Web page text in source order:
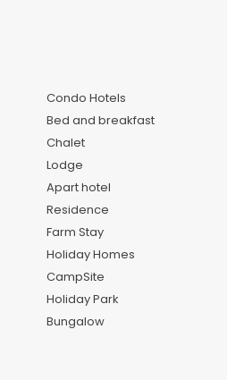
Condo Hotels
Bed and breakfast
Chalet
Lodge
Apart hotel
Residence
Farm Stay
Holiday Homes
CampSite
Holiday Park
Bungalow